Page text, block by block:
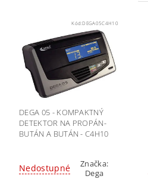
Kód:DEGA05C4H10
DEGA 05 - KOMPAKTNÝ
DETEKTOR NA PROPÁN-
BUTÁN A BUTÁN - C4H10
Nedostupné
Značka:
Dega